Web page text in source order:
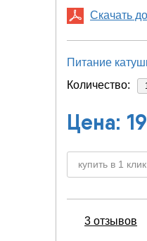
Скачать
Питание
Количество:
Цена:
купить в 1 клик
3 отзывов